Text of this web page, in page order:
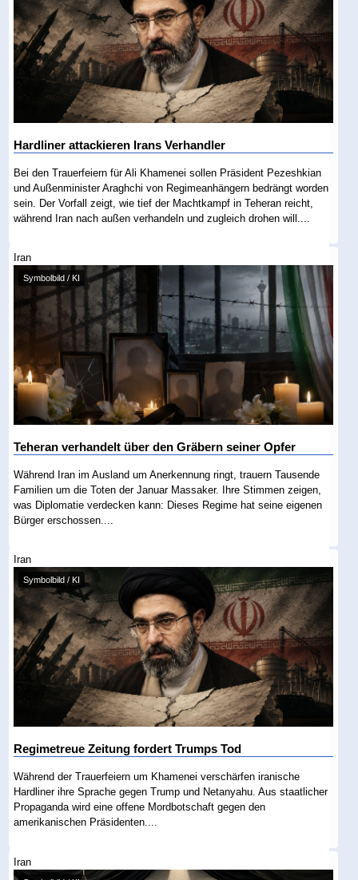
Hardliner attackieren Irans Verhandler
Bei den Trauerfeiern für Ali Khamenei sollen Präsident Pezeshkian
und Außenminister Araghchi von Regimeanhängern bedrängt worden
sein. Der Vorfall zeigt, wie tief der Machtkampf in Teheran reicht,
während Iran nach außen verhandeln und zugleich drohen will....
Iran
Symbolbild / KI
Teheran verhandelt über den Gräbern seiner Opfer
Während Iran im Ausland um Anerkennung ringt, trauern Tausende
Familien um die Toten der Januar Massaker. Ihre Stimmen zeigen,
was Diplomatie verdecken kann: Dieses Regime hat seine eigenen
Bürger erschossen....
Iran
Symbolbild / KI
Regimetreue Zeitung fordert Trumps Tod
Während der Trauerfeiern um Khamenei verschärfen iranische
Hardliner ihre Sprache gegen Trump und Netanyahu. Aus staatlicher
Propaganda wird eine offene Mordbotschaft gegen den
amerikanischen Präsidenten....
Iran